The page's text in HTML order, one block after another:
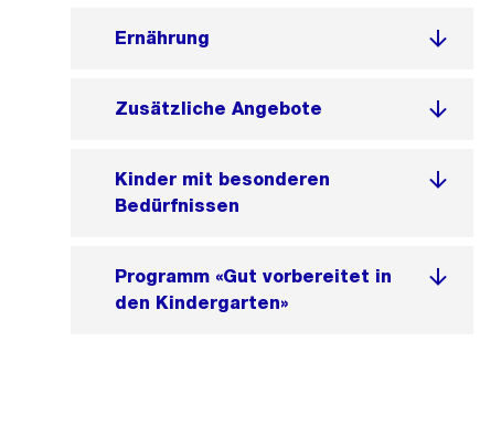
Ernährung
Zusätzliche Angebote
Kinder mit besonderen
Bedürfnissen
Programm «Gut vorbereitet in
den Kindergarten»